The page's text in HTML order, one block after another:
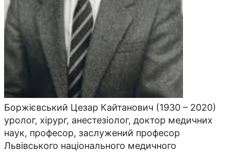
Боржієвський Цезар Кайтанович (1930 – 2020)
уролог, хірург, анестезіолог, доктор медичних
наук, професор, заслужений професор
Львівського національного медичного